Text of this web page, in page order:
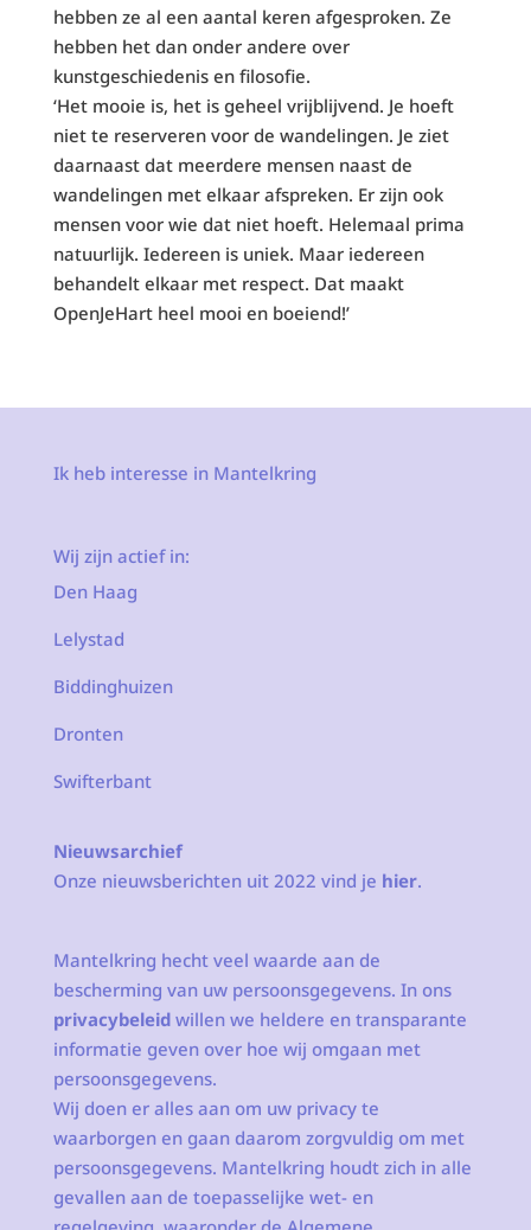
hebben ze al een aantal keren afgesproken. Ze
hebben het dan onder andere over
kunstgeschiedenis en filosofie.
‘Het mooie is, het is geheel vrijblijvend. Je hoeft
niet te reserveren voor de wandelingen. Je ziet
daarnaast dat meerdere mensen naast de
wandelingen met elkaar afspreken. Er zijn ook
mensen voor wie dat niet hoeft. Helemaal prima
natuurlijk. Iedereen is uniek. Maar iedereen
behandelt elkaar met respect. Dat maakt
OpenJeHart heel mooi en boeiend!’
Ik heb interesse in Mantelkring
Wij zijn actief in:
Den Haag
Lelystad
Biddinghuizen
Dronten
Swifterbant
Nieuwsarchief
Onze nieuwsberichten uit 2022 vind je hier.
Mantelkring hecht veel waarde aan de
bescherming van uw persoonsgegevens. In ons
privacybeleidwillen we heldere en transparante
informatie geven over hoe wij omgaan met
persoonsgegevens.
Wij doen er alles aan om uw privacy te
waarborgen en gaan daarom zorgvuldig om met
persoonsgegevens. Mantelkring houdt zich in alle
gevallen aan de toepasselijke wet- en